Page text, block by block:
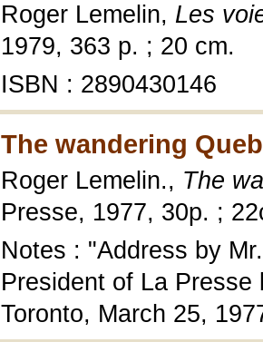
Roger Lemelin, Les
1979, 363 p. ; 20 cm.
ISBN : 2890430146
The wandering
Roger Lemelin., The
Presse, 1977, 30p. ;
Notes : "Address by
President of La
Toronto, March 25,